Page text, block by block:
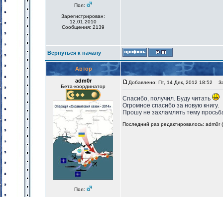
Пол:
Зарегистрирован:
12.01.2010
Сообщения: 2139
Вернуться к началу
Автор
adm0r
Бета-координатор
Пол:
Добавлено: Пт, 14 Дек, 2012 18:52
Спасибо, получил. Буду читать
Огромное спасибо за новую книгу.
Прошу не захламлять тему
Последний раз редактировалось: adm0r